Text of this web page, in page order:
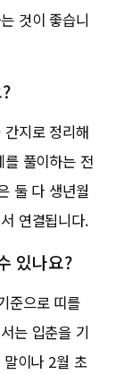
것이 좋습니
지로 정리해
풀이하는 전
둘 다 생년월
연결됩니다.
있나요?
준으로 띠를
는 입춘을 기
이나 2월 초